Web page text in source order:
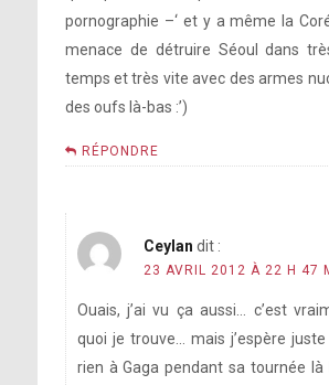
pornographie –‘ et y a même la
menace de détruire Séoul dans
temps et très vite avec des armes
des oufs là-bas :’)
RÉPONDRE
Ceylan dit :
23 AVRIL 2012 À 22 H 47
Ouais, j’ai vu ça aussi… c’est
quoi je trouve… mais j’espère juste
rien à Gaga pendant sa tournée